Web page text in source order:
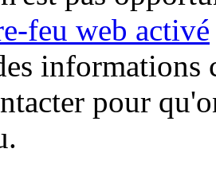
feu web activé
informations
pour